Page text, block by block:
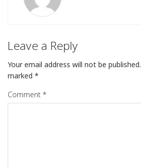
Leave a Reply
Your email address will not be published.
marked *
Comment *